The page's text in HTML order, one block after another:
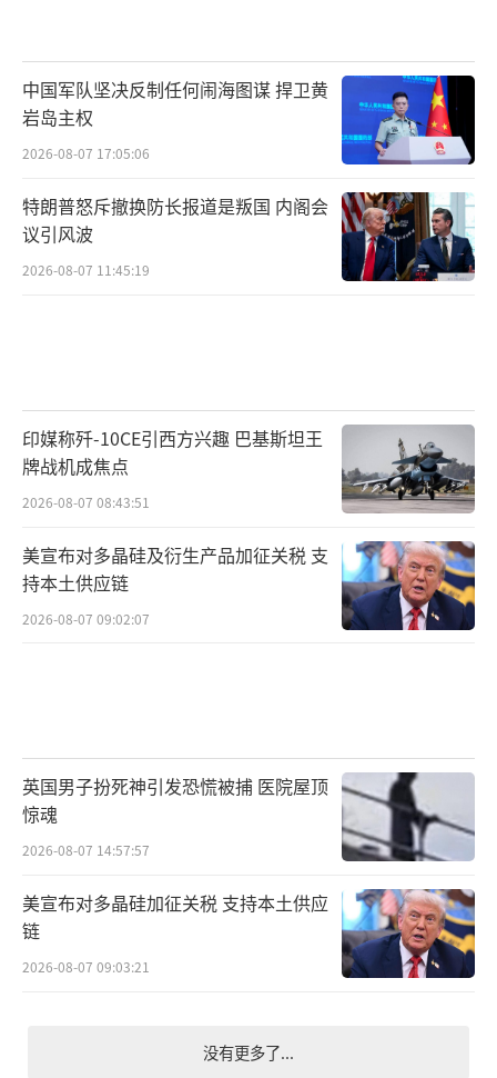
中国军队坚决反制任何闹海图谋 捍卫黄
岩岛主权
2026-08-07 17:05:06
特朗普怒斥撤换防长报道是叛国 内阁会
议引风波
2026-08-07 11:45:19
印媒称歼-10CE引西方兴趣 巴基斯坦王
牌战机成焦点
2026-08-07 08:43:51
美宣布对多晶硅及衍生产品加征关税 支
持本土供应链
2026-08-07 09:02:07
英国男子扮死神引发恐慌被捕 医院屋顶
惊魂
2026-08-07 14:57:57
美宣布对多晶硅加征关税 支持本土供应
链
2026-08-07 09:03:21
没有更多了...